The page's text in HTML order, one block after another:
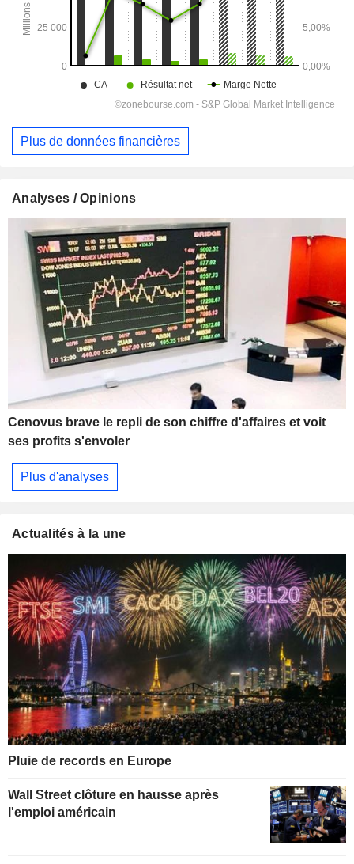
Plus de données financières
Analyses / Opinions
Cenovus brave le repli de son chiffre d'affaires et voit
ses profits s'envoler
Plus d'analyses
Actualités à la une
Pluie de records en Europe
Wall Street clôture en hausse après
l'emploi américain